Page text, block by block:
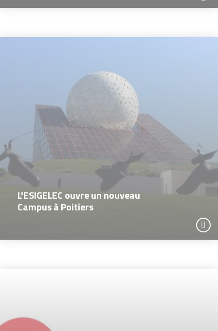
L'ESIGELEC ouvre un nouveau
Campus à Poitiers